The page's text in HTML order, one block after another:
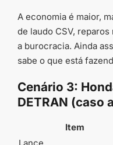
A economia é maior,
de laudo CSV,
a burocracia. Ainda
sabe o que está
Cenário 3:
DETRAN (caso
Item